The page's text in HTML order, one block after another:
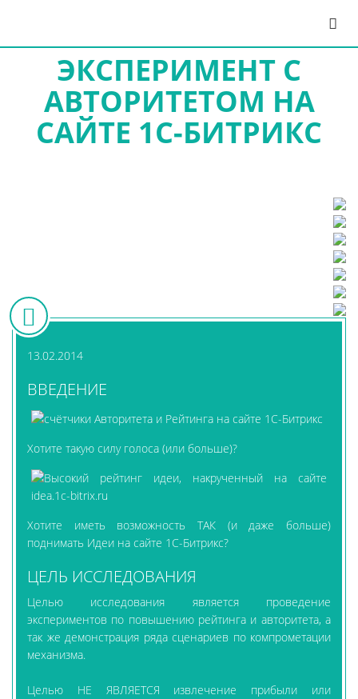
ЭКСПЕРИМЕНТ С
АВТОРИТЕТОМ НА
САЙТЕ 1С-БИТРИКС
13.02.2014
ВВЕДЕНИЕ
Хотите такую силу голоса (или больше)?
Хотите иметь возможность ТАК (и даже больше)
поднимать Идеи на сайте 1С-Битрикс?
ЦЕЛЬ ИССЛЕДОВАНИЯ
Целью исследования является проведение
экспериментов по повышению рейтинга и авторитета, а
так же демонстрация ряда сценариев по компрометации
механизма.
Целью НЕ ЯВЛЯЕТСЯ извлечение прибыли или